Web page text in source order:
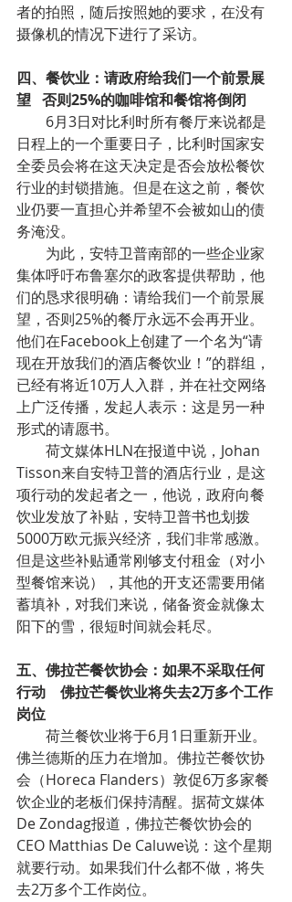
者的拍照，随后按照她的要求，在没有
摄像机的情况下进行了采访。
四、餐饮业：请政府给我们一个前景展
望   否则25%的咖啡馆和餐馆将倒闭
日程上的一个重要日子，比利时国家安
全委员会将在这天决定是否会放松餐饮
行业的封锁措施。但是在这之前，餐饮
业仍要一直担心并希望不会被如山的债
务淹没。
集体呼吁布鲁塞尔的政客提供帮助，他
们的恳求很明确：请给我们一个前景展
望，否则25%的餐厅永远不会再开业。
他们在Facebook上创建了一个名为“请
现在开放我们的酒店餐饮业！”的群组，
已经有将近10万人入群，并在社交网络
上广泛传播，发起人表示：这是另一种
形式的请愿书。
Tisson来自安特卫普的酒店行业，是这
项行动的发起者之一，他说，政府向餐
饮业发放了补贴，安特卫普书也划拨
5000万欧元振兴经济，我们非常感激。
但是这些补贴通常刚够支付租金（对小
型餐馆来说），其他的开支还需要用储
蓄填补，对我们来说，储备资金就像太
阳下的雪，很短时间就会耗尽。
五、佛拉芒餐饮协会：如果不采取任何
行动    佛拉芒餐饮业将失去2万多个工作
岗位
佛兰德斯的压力在增加。佛拉芒餐饮协
会（Horeca Flanders）敦促6万多家餐
饮企业的老板们保持清醒。据荷文媒体
De Zondag报道，佛拉芒餐饮协会的
CEO Matthias De Caluwe说：这个星期
就要行动。如果我们什么都不做，将失
去2万多个工作岗位。